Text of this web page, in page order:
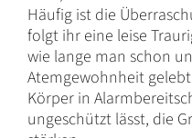
Häufig ist die
folgt ihr eine leise
wie lange man schon
Atemgewohnheit
Körper in
ungeschützt lässt, die